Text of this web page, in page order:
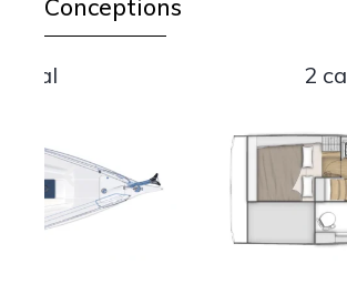
Conceptions
2 cabinas y 1 baño